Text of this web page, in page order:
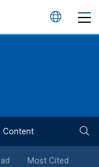
언
튼
Content
Most Cited